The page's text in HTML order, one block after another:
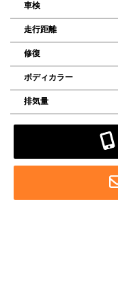
車検
走行距離
修復
ボディカラー
排気量